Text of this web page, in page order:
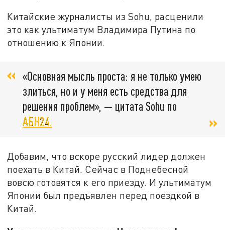
Китайские журналисты из Sohu, расценили
это как ультиматум Владимира Путина по
отношению к Японии.
«Основная мысль проста: я не только умею
злиться, но и у меня есть средства для
решения проблем», — цитата Sohu по
АБН24.
Добавим, что вскоре русский лидер должен
поехать в Китай. Сейчас в Поднебесной
вовсю готовятся к его приезду. И ультиматум
Японии был предъявлен перед поездкой в
Китай.